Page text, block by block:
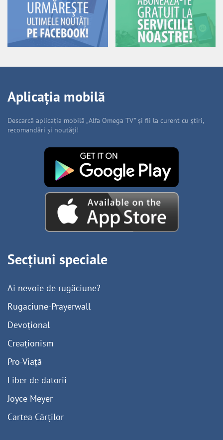
Aplicația mobilă
Descarcă aplicația mobilă „Alfa Omega TV” și fii la curent cu știri,
recomandări și noutăți!
Secțiuni speciale
Ai nevoie de rugăciune?
Rugaciune-Prayerwall
Devoțional
Creaționism
Pro-Viață
Liber de datorii
Joyce Meyer
Cartea Cărților